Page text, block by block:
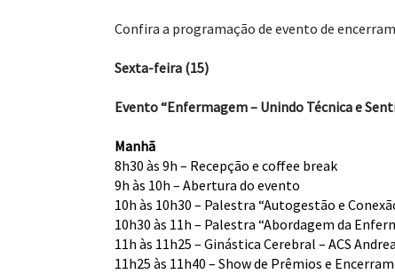
Confira a programação de evento de
Sexta-feira (15)
Evento “Enfermagem – Unindo Técnica e
Manhã
8h30 às 9h – Recepção e coffee break
9h às 10h – Abertura do evento
10h às 10h30 – Palestra “Autogestão e
10h30 às 11h – Palestra “Abordagem da
11h às 11h25 – Ginástica Cerebral – ACS
11h25 às 11h40 – Show de Prêmios e